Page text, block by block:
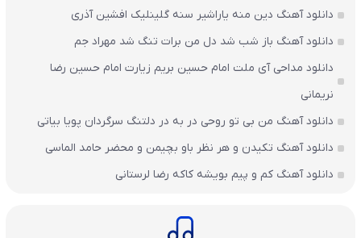
دانلود آهنگ دین منه یاراشیر سنه گلینلیک افشین آذری
دانلود آهنگ باز شب شد دل من برات تنگ شد مهراد جم
دانلود مداحی آی ملت امام حسین بریم زیارت امام حسین رضا
نریمانی
دانلود آهنگ من بی تو روحی در به در دلتنگ سرگردان پویا بیاتی
دانلود آهنگ تکیدن و هر نظر باو بچیمن و محضر حامد الماسی
دانلود آهنگ کم و پیم بویشه کاکه رضا لرستانی